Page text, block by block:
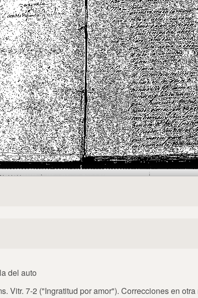
del auto
Vitr. 7-2 ("Ingratitud por amor"). Correcciones en